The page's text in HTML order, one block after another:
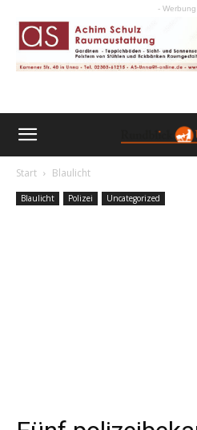
-
Start Blaulicht
Blaulicht Polizei Uncategorized